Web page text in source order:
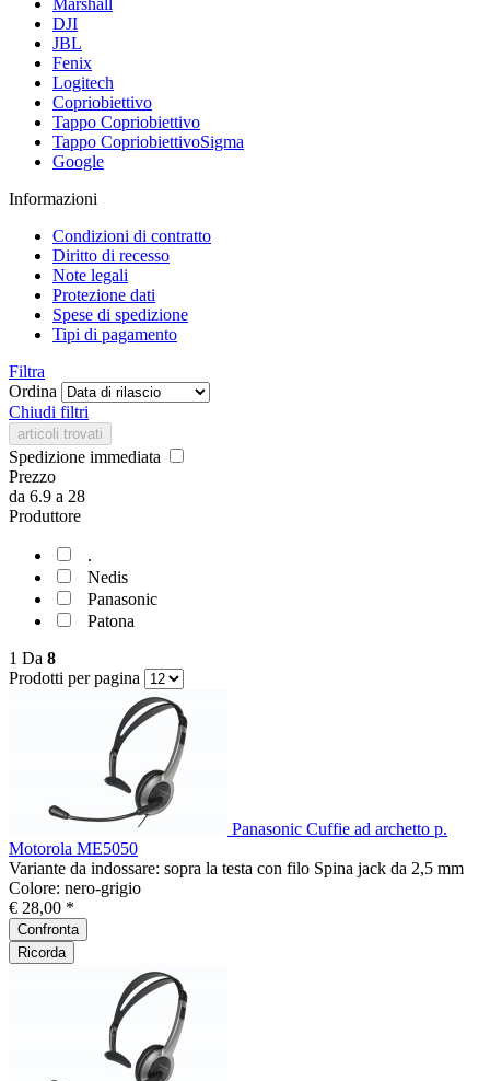
Marshall
DJI
JBL
Fenix
Logitech
Copriobiettivo
Tappo Copriobiettivo
Tappo CopriobiettivoSigma
Google
Informazioni
Condizioni di contratto
Diritto di recesso
Note legali
Protezione dati
Spese di spedizione
Tipi di pagamento
Filtra
Ordina
Chiudi filtri
articoli trovati
Spedizione immediata
Prezzo
da 6.9 a 28
Produttore
.
Nedis
Panasonic
Patona
1 Da 8
Prodotti per pagina
Panasonic Cuffie ad archetto p.
Motorola ME5050
Variante da indossare: sopra la testa con filo Spina jack da 2,5 mm
Colore: nero-grigio
€ 28,00 *
Confronta
Ricorda